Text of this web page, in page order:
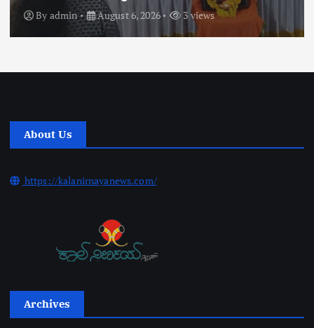
By admin August 6, 2026 6 views
About Us
https://kalanirnayanews.com/
Archives